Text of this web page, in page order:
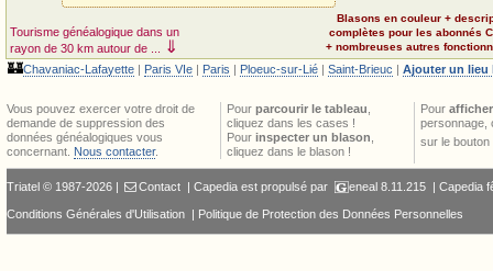
Tourisme généalogique dans un
rayon de 30 km autour de ...
⇓
🏰Chavaniac-Lafayette | Paris VIe | Paris | Ploeuc-sur-Lié | Saint-Brieuc | Ajouter un lieu
Blasons en couleur +
complètes pour les abonnés
+ nombreuses autres
Vous pouvez exercer votre droit de
demande de suppression des
données généalogiques vous
concernant. Nous contacter.
Pour parcourir le tableau
cliquez dans les cases !
Pour inspecter un blason
cliquez dans le blason !
Pour
personnage,
sur le bouton
Triatel © 1987-2026 | Contact | Capedia est propulsé par eneal8.11.215 | Capedia
Conditions Générales d'Utilisation | Politique de Protection des Données Personnelles